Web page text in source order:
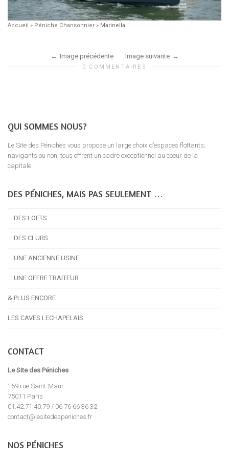
Accueil » Péniche Chansonnier » Marinella
Image précédente Image suivante
0 COMMENTAIRES
QUI SOMMES NOUS?
Le Site des Péniches vous propose un large choix d’espaces flottants;
navigants ou non, tous offrent un cadre exceptionnel au coeur de la
capitale.
DES PÉNICHES, MAIS PAS SEULEMENT …
… DES LOFTS
… DES CLUBS
… UNE ANCIENNE USINE
… UNE OFFRE TRAITEUR
& PLUS ENCORE
LES CAVES LECHAPELAIS
CONTACT
Le Site des Péniches
159 rue Saint-Maur
75011 Paris
01.42.71.40.79 / 06 76 66 36 32
contact@lesitedespeniches.fr
NOS PÉNICHES